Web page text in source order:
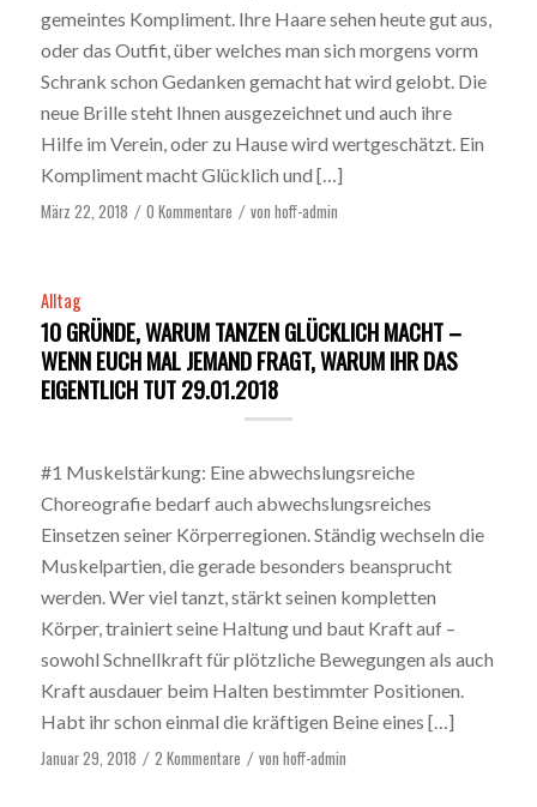
gemeintes Kompliment. Ihre Haare sehen heute gut aus,
oder das Outfit, über welches man sich morgens vorm
Schrank schon Gedanken gemacht hat wird gelobt. Die
neue Brille steht Ihnen ausgezeichnet und auch ihre
Hilfe im Verein, oder zu Hause wird wertgeschätzt. Ein
Kompliment macht Glücklich und […]
März 22, 2018 / 0 Kommentare / von hoff-admin
Alltag
10 GRÜNDE, WARUM TANZEN GLÜCKLICH MACHT –
WENN EUCH MAL JEMAND FRAGT, WARUM IHR DAS
EIGENTLICH TUT 29.01.2018
#1 Muskelstärkung: Eine abwechslungsreiche
Choreografie bedarf auch abwechslungsreiches
Einsetzen seiner Körperregionen. Ständig wechseln die
Muskelpartien, die gerade besonders beansprucht
werden. Wer viel tanzt, stärkt seinen kompletten
Körper, trainiert seine Haltung und baut Kraft auf –
sowohl Schnellkraft für plötzliche Bewegungen als auch
Kraft ausdauer beim Halten bestimmter Positionen.
Habt ihr schon einmal die kräftigen Beine eines […]
Januar 29, 2018 / 2 Kommentare / von hoff-admin